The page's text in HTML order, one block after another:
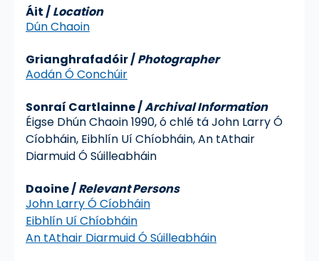
Áit /Location
Dún Chaoin
Grianghrafadóir/Photographer
Aodán Ó Conchúir
Sonraí Cartlainne/Archival Information
Éigse Dhún Chaoin 1990, ó chlé tá John Larry Ó
Cíobháin, Eibhlín Uí Chíobháin, An tAthair
Diarmuid Ó Súilleabháin
Daoine /Relevant Persons
John Larry Ó Cíobháin
Eibhlín Uí Chíobháin
An tAthair Diarmuid Ó Súilleabháin